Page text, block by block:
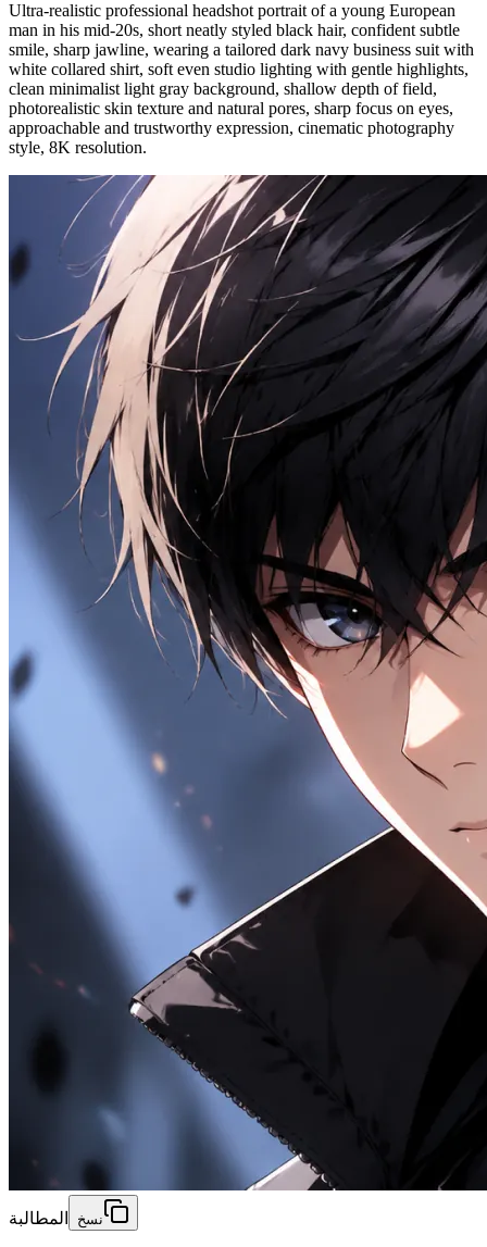
Ultra-realistic professional headshot portrait of a young European
man in his mid-20s, short neatly styled black hair, confident subtle
smile, sharp jawline, wearing a tailored dark navy business suit with
white collared shirt, soft even studio lighting with gentle highlights,
clean minimalist light gray background, shallow depth of field,
photorealistic skin texture and natural pores, sharp focus on eyes,
approachable and trustworthy expression, cinematic photography
style, 8K resolution.
المطالبة نسخ